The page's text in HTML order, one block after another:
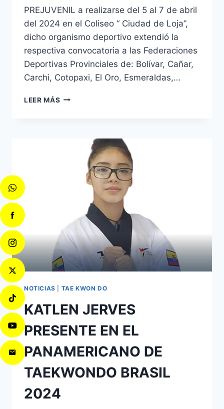
PREJUVENIL a realizarse del 5 al 7 de abril
del 2024 en el Coliseo “ Ciudad de Loja”,
dicho organismo deportivo extendió la
respectiva convocatoria a las Federaciones
Deportivas Provinciales de: Bolívar, Cañar,
Carchi, Cotopaxi, El Oro, Esmeraldas,…
LEER MÁS
NOTICIAS TAE KWON DO
KATLEN JERVES
PRESENTE EN EL
PANAMERICANO DE
TAEKWONDO BRASIL
2024